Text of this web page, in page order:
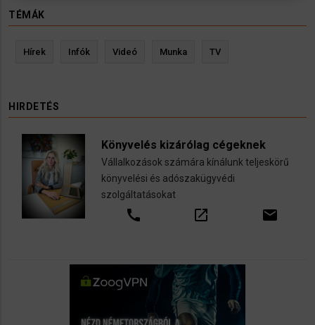
TÉMÁK
Hírek Infók Videó Munka TV
HIRDETÉS
Könyvelés kizárólag cégeknek
Vállalkozások számára kínálunk teljeskörű
könyvelési és adószakügyvédi
szolgáltatásokat
call open_in_new email